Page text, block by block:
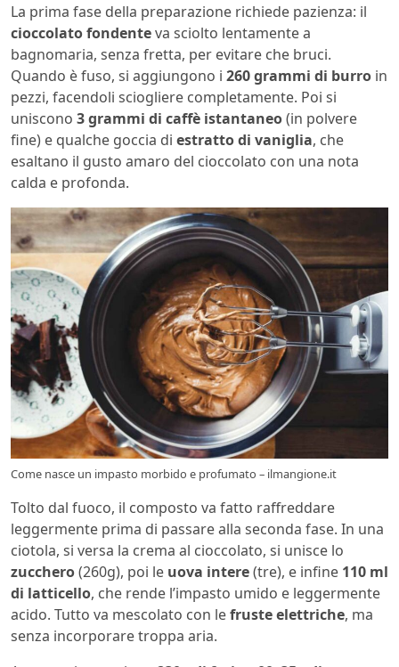
La prima fase della preparazione richiede pazienza: il
cioccolato fondenteva sciolto lentamente a
bagnomaria, senza fretta, per evitare che bruci.
Quando è fuso, si aggiungono i 260 grammi di burro in
pezzi, facendoli sciogliere completamente. Poi si
uniscono 3 grammi di caffè istantaneo(in polvere
fine) e qualche goccia di estratto di vaniglia, che
esaltano il gusto amaro del cioccolato con una nota
calda e profonda.
Come nasce un impasto morbido e profumato – ilmangione.it
Tolto dal fuoco, il composto va fatto raffreddare
leggermente prima di passare alla seconda fase. In una
ciotola, si versa la crema al cioccolato, si unisce lo
zucchero(260g), poi le uova intere(tre), e infine 110 ml
di latticello, che rende l’impasto umido e leggermente
acido. Tutto va mescolato con lefruste elettriche, ma
senza incorporare troppa aria.